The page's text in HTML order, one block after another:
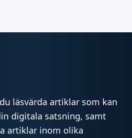
läsvärda artiklar som kan
digitala satsning, samt
artiklar inom olika